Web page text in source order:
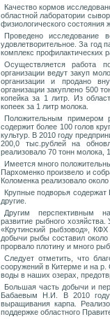
Качество кормов
областной лаборатории
физиологического состояния
Проведено исследование
удовлетворительное. За год
комплекс профилактических
Осуществляется работа
организации ведут закуп
организации и продано
организации закуплено 500
копейка за 1 литр. Из
копеек за 1 литр молока.
Положительным примером
содержит более 100 голов
культур. В 2010 году
200,0 тыс.рублей на
реализовало 70 тонн молока,
Имеется много
Пархоменко произвело и
Коломенка реализовало
Крупные подворья
другие.
Другим перспективным
развитие рыбного
«Крутинский рыбзовод»,
добычи рыбы составил около
прорвало плотину и много
Следует отметить, что
сооружений в Китерме и на
воды в наших озерах,
Большая часть добычи и
Бабаевым Н.И. В 2010 году
выращивания карпа.
поддержке областного